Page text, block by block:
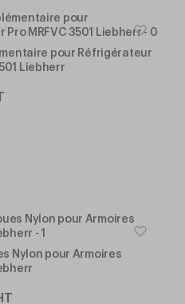
pour Réfrigérateur
Liebherr
Nylon pour Armoires